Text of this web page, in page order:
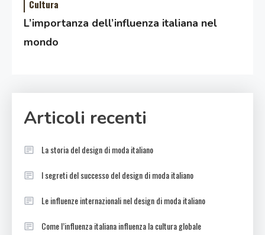
Cultura
L’importanza dell’influenza italiana nel
mondo
Articoli recenti
La storia del design di moda italiano
I segreti del successo del design di moda italiano
Le influenze internazionali nel design di moda italiano
Come l’influenza italiana influenza la cultura globale